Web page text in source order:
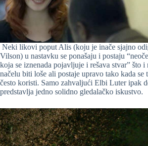
Neki likovi poput Alis (koju je inače sjajno
Vilson) u nastavku se ponašaju i postaju
koja se iznenada pojavljuje i rešava stvar” što i
načelu biti loše ali postaje upravo tako kada se
često koristi. Samo zahvaljući Elbi Luter ipak
predstavlja jedno solidno gledalačko iskustvo.